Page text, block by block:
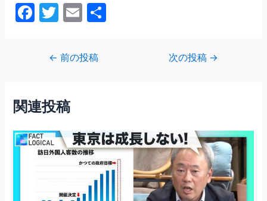
F
o
o
k
T
itt
er
E
ai
l
ビ
ゲ
シ
ョ
← 前の投稿 次の投稿 →
関連投稿